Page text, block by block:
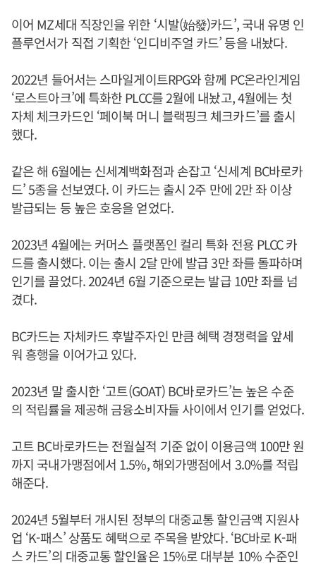
이어 MZ세대 직장인을 위한 ‘시발(始發)카드’, 국내 유명 인
플루언서가 직접 기획한 ‘인디비주얼 카드’ 등을 내놨다.
2022년 들어서는 스마일게이트RPG와 함께 PC온라인게임
‘로스트아크’에 특화한 PLCC를 2월에 내놨고, 4월에는 첫
자체 체크카드인 ‘페이북 머니 블랙핑크 체크카드’를 출시
했다.
같은 해 6월에는 신세계백화점과 손잡고 ‘신세계 BC바로카
드’ 5종을 선보였다. 이 카드는 출시 2주 만에 2만 좌 이상
발급되는 등 높은 호응을 얻었다.
2023년 4월에는 커머스 플랫폼인 컬리 특화 전용 PLCC 카
드를 출시했다. 이는 출시 2달 만에 발급 3만 좌를 돌파하며
인기를 끌었다. 2024년 6월 기준으로는 발급 10만 좌를 넘
겼다.
BC카드는 자체카드 후발주자인 만큼 혜택 경쟁력을 앞세
워 흥행을 이어가고 있다.
2023년 말 출시한 ‘고트(GOAT) BC바로카드’는 높은 수준
의 적립률을 제공해 금융소비자들 사이에서 인기를 얻었다.
고트 BC바로카드는 전월실적 기준 없이 이용금액 100만 원
까지 국내가맹점에서 1.5%, 해외가맹점에서 3.0%를 적립
해준다.
2024년 5월부터 개시된 정부의 대중교통 할인금액 지원사
업 ‘K-패스’ 상품도 혜택으로 주목을 받았다. ‘BC바로 K-패
스 카드’의 대중교통 할인율은 15%로 대부분 10% 수준인